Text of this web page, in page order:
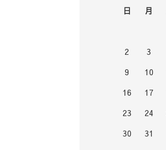
日 月
2
3
9
10
16
17
23
24
30
31